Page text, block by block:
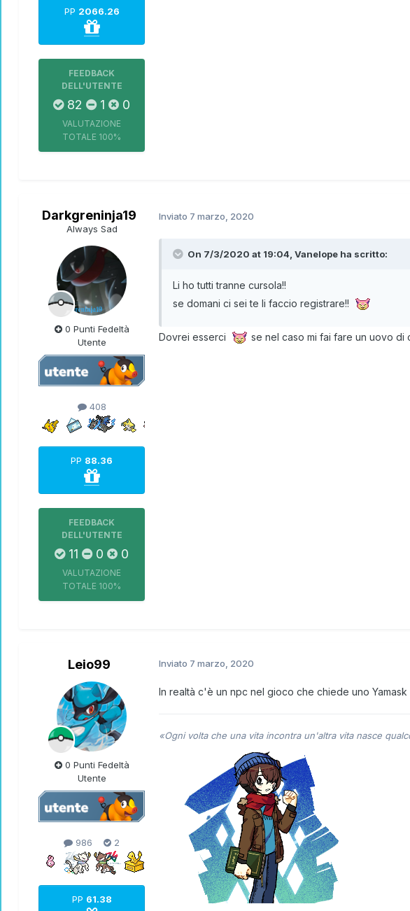
PP 2066.26
FEEDBACK
DELL'UTENTE
82 1 0
VALUTAZIONE
TOTALE 100%
Darkgreninja19
Always Sad
0 Punti Fedeltà
Utente
408
PP 88.36
FEEDBACK
DELL'UTENTE
11 0 0
VALUTAZIONE
TOTALE 100%
Inviato 7 marzo, 2020
On 7/3/2020 at 19:04, Vanelope ha scritto:
Li ho tutti tranne cursola!!
se domani ci sei te li faccio registrare!!
Dovrei esserci se nel caso mi fai fare un uovo
Leio99
0 Punti Fedeltà
Utente
986 2
PP 61.38
Inviato 7 marzo, 2020
In realtà c'è un npc nel gioco che chiede uno
«Ogni volta che una vita incontra un'altra vita nasce